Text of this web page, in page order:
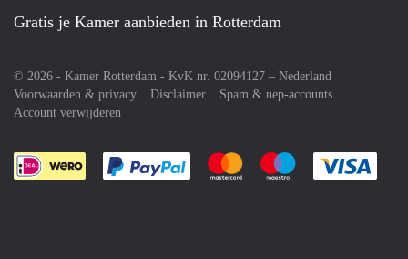
Gratis je Kamer aanbieden in Rotterdam
© 2026 - Kamer Rotterdam - KvK nr. 02094127 – Nederland
Voorwaarden & privacy
Disclaimer
Spam & nep-accounts
Account verwijderen
Je rekent gemakkelijk af met Paypal
Je rekent gemakkelijk af met
Je rekent